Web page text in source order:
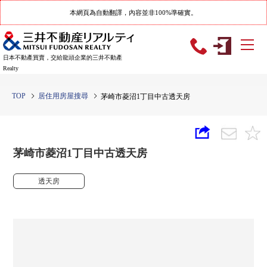
本網頁為自動翻譯，內容並非100%準確實。
日本不動產買賣，交給龍頭企業的三井不動產
Realty
TOP 居住用房屋搜尋 茅崎市菱沼1丁目中古透天房
茅崎市菱沼1丁目中古透天房
透天房